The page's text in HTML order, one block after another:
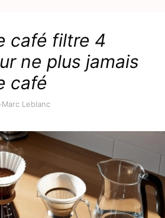
café filtre 4
ne plus jamais
café
Leblanc